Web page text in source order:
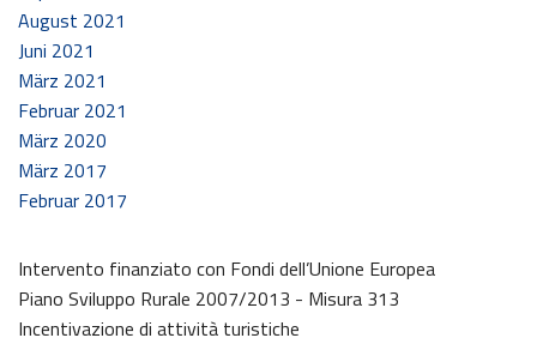
August 2021
Juni 2021
März 2021
Februar 2021
März 2020
März 2017
Februar 2017
Intervento finanziato con Fondi dell’Unione Europea
Piano Sviluppo Rurale 2007/2013 - Misura 313
Incentivazione di attività turistiche